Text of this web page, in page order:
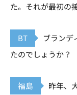
た。それが最初の
BT
ブランデ
たのでしょうか？
福島
昨年、